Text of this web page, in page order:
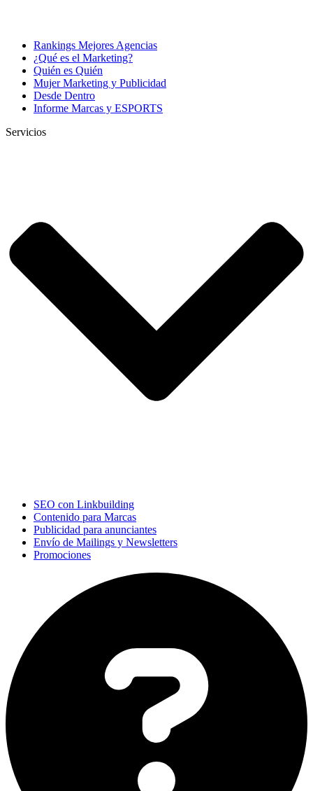
Rankings Mejores Agencias
¿Qué es el Marketing?
Quién es Quién
Mujer Marketing y Publicidad
Desde Dentro
Informe Marcas y ESPORTS
Servicios
SEO con Linkbuilding
Contenido para Marcas
Publicidad para anunciantes
Envío de Mailings y Newsletters
Promociones